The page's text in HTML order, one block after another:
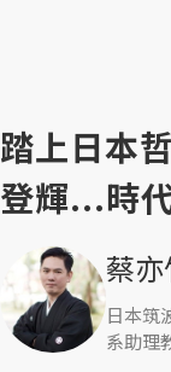
踏上日本
登輝...時
蔡
日本筑
系助理